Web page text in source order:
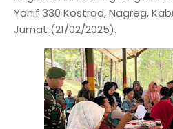
Yonif 330 Kostrad, Nagreg,
Jumat (21/02/2025).